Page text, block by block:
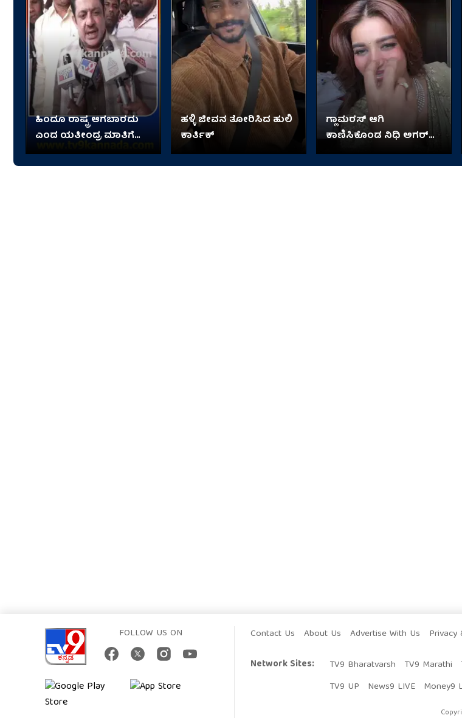
ಹಿಂದೂ ರಾಷ್ಟ್ರ ಆಗಬಾರದು
ಎಂದ ಯತೀಂದ್ರ ಮಾತಿಗೆ
ಸಚಿವ ಜಮೀರ್ ಹೇಳಿದ್ದೇನು?
ಹಳ್ಳಿ ಜೀವನ ತೋರಿಸಿದ ಹುಲಿ
ಕಾರ್ತಿಕ್
ಗ್ಲಾಮರಸ್ ಆಗಿ
ಕಾಣಿಸಿಕೊಂಡ ನಿಧಿ ಅಗರ್​​
ವಾಲ್
FOLLOW US ON Contact Us About Us Advertise With Us
Network Sites:
TV9 Bharatvarsh TV9 Marathi
TV9 UP
News9 LIVE Money9